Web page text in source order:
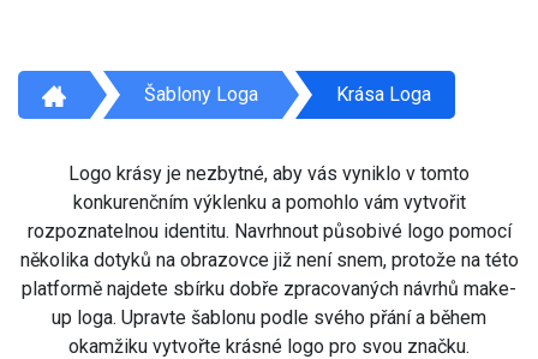
Šablony Loga Krása Loga
Logo krásy je nezbytné, aby vás vyniklo v tomto
konkurenčním výklenku a pomohlo vám vytvořit
rozpoznatelnou identitu. Navrhnout působivé logo pomocí
několika dotyků na obrazovce již není snem, protože na této
platformě najdete sbírku dobře zpracovaných návrhů make-
up loga. Upravte šablonu podle svého přání a během
okamžiku vytvořte krásné logo pro svou značku.